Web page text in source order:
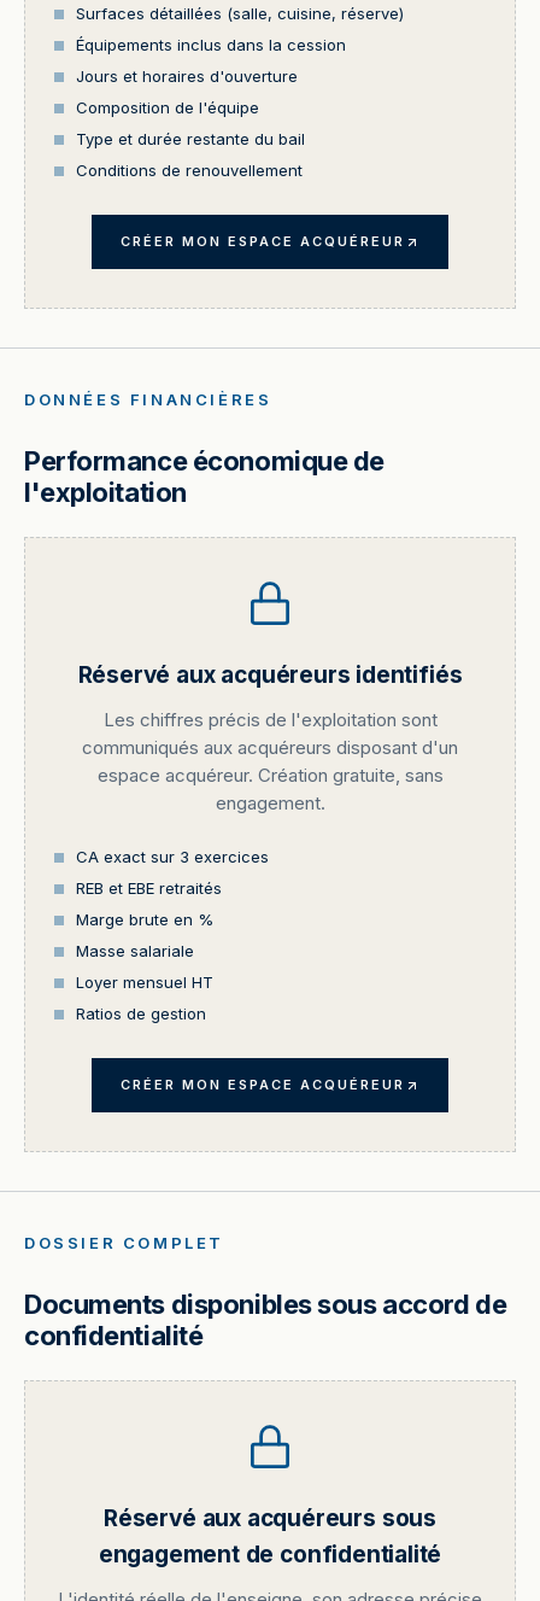
Surfaces détaillées (salle, cuisine, réserve)
Équipements inclus dans la cession
Jours et horaires d'ouverture
Composition de l'équipe
Type et durée restante du bail
Conditions de renouvellement
CRÉER MON ESPACE ACQUÉREUR
DONNÉES FINANCIÈRES
Performance économique de
l'exploitation
Réservé aux acquéreurs identifiés
Les chiffres précis de l'exploitation sont
communiqués aux acquéreurs disposant d'un
espace acquéreur. Création gratuite, sans
engagement.
CA exact sur 3 exercices
REB et EBE retraités
Marge brute en %
Masse salariale
Loyer mensuel HT
Ratios de gestion
CRÉER MON ESPACE ACQUÉREUR
DOSSIER COMPLET
Documents disponibles sous accord de
confidentialité
Réservé aux acquéreurs sous
engagement de confidentialité